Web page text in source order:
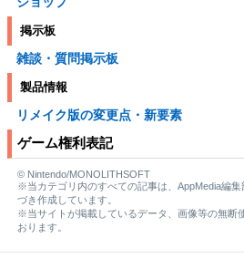
掲示板
雑談・質問掲示板
製品情報
リメイク版の変更点・新要素
ゲーム権利表記
© Nintendo/MONOLITHSOFT
※当カテゴリ内のすべての記事は、AppMedia編
づき作成しています。
※当サイトが掲載しているデータ、画像等の無断
おります。